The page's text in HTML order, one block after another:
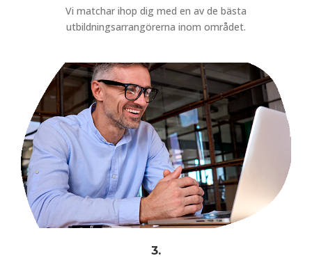
Vi matchar ihop dig med en av de bästa
utbildningsarrangörerna inom området.
3.